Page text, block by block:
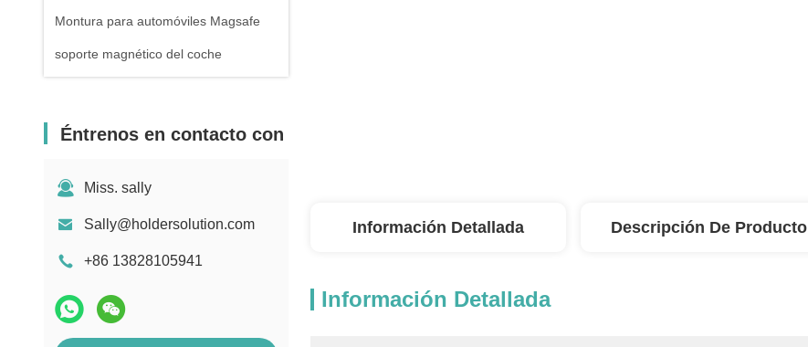
Montura para automóviles Magsafe
soporte magnético del coche
Éntrenos en contacto con
Miss. sally
Sally@holdersolution.com
+86 13828105941
Información Detallada Descripción De Producto
Información Detallada